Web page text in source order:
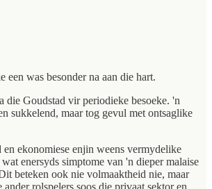
was besonder na aan die hart.
die Goudstad vir periodieke besoeke. 'n
sukkelend, maar tog gevul met ontsaglike
ekonomiese enjin weens vermydelike
enersyds simptome van 'n dieper malaise
beteken ook nie volmaaktheid nie, maar